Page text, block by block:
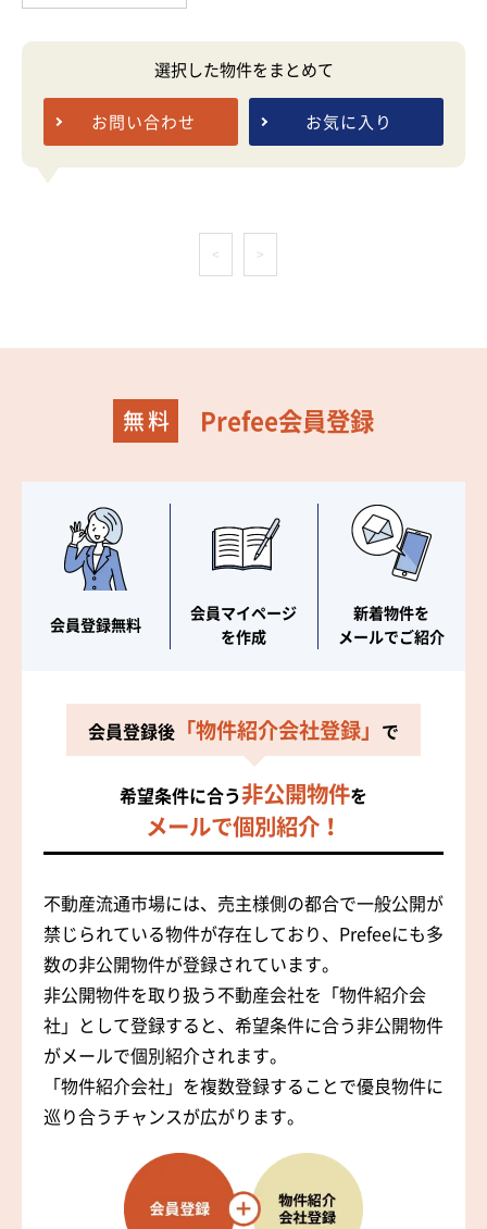
選択した物件をまとめて
お問い合わせ お気に入り
< >
Prefee会員登録
会員登録無料
会員マイページ
を作成
新着物件を
メールでご紹介
会員登録後 「物件紹介会社登録」 で
希望条件に合う非公開物件を
メールで個別紹介！
不動産流通市場には、売主様側の都合で一般公開が
禁じられている物件が存在しており、Prefeeにも多
数の非公開物件が登録されています。
非公開物件を取り扱う不動産会社を「物件紹介会
社」として登録すると、希望条件に合う非公開物件
がメールで個別紹介されます。
「物件紹介会社」を複数登録することで優良物件に
巡り合うチャンスが広がります。